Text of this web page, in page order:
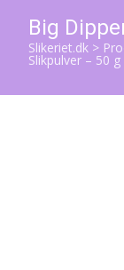
Big
Slikeriet.dk >
Slikpulver – 50 g